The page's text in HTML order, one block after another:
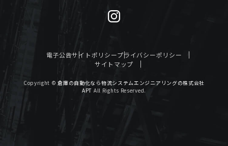
電子公告サイトポリシープライバシーポリシー
サイトマップ
Copyright ©倉庫の自動化なら物流システムエンジニアリングの株式会社
APT All Rights Reserved.